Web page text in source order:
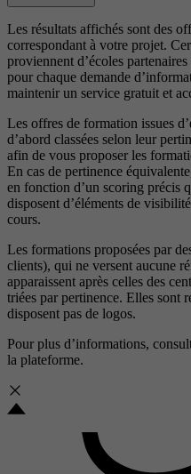
Les résultats affichés sont des
correspondant à votre projet.
proviennent d’écoles
pour chaque demande
maintenir un service gratuit et
Les offres de formation issues
d’abord classées selon leur
afin de vous proposer les
En cas de pertinence
en fonction d’un scoring précis
disposent d’éléments de
cours.
Les formations proposées par
clients), qui ne versent aucune
apparaissent après celles des
triées par pertinence. Elles sont
disposent pas de logos.
Pour plus d’informations,
la plateforme.